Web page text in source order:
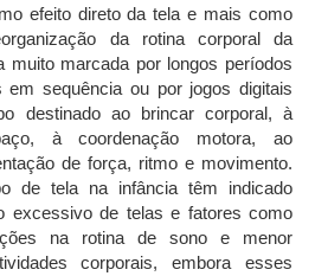
efeito direto da tela e mais como
da rotina corporal da
muito marcada por longos períodos
em sequência ou por jogos digitais
destinado ao brincar corporal, à
à coordenação motora, ao
de força, ritmo e movimento.
de tela na infância têm indicado
excessivo de telas e fatores como
na rotina de sono e menor
corporais, embora esses